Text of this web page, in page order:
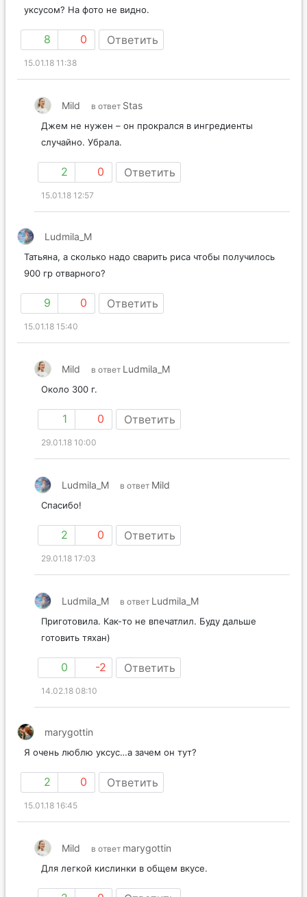
уксусом? На фото не видно.
8 0 Ответить
15.01.18 11:38
Mild в ответ Stas
Джем не нужен – он прокрался в ингредиенты
случайно. Убрала.
2 0 Ответить
15.01.18 12:57
Ludmila_M
Татьяна, а сколько надо сварить риса чтобы получилось
900 гр отварного?
9 0 Ответить
15.01.18 15:40
Mild в ответ Ludmila_M
Около 300 г.
1 0 Ответить
29.01.18 10:00
Ludmila_M в ответ Mild
Спасибо!
2 0 Ответить
29.01.18 17:03
Ludmila_M в ответ Ludmila_M
Приготовила. Как-то не впечатлил. Буду дальше
готовить тяхан)
0 -2 Ответить
14.02.18 08:10
marygottin
Я очень люблю уксус…а зачем он тут?
2 0 Ответить
15.01.18 16:45
Mild в ответ marygottin
Для легкой кислинки в общем вкусе.